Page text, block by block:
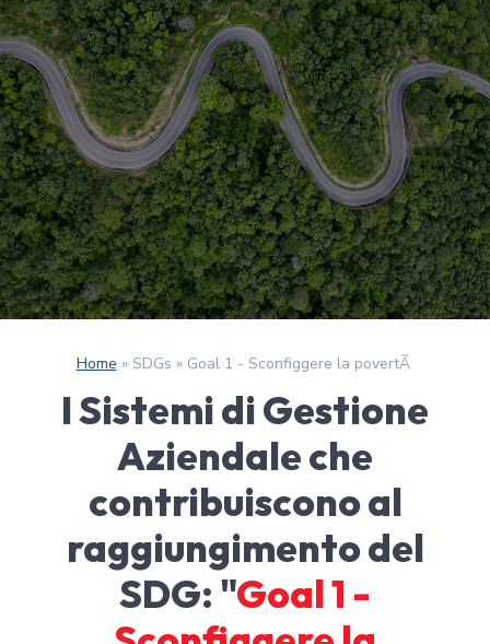
Home » SDGs » Goal 1 - Sconfiggere la povertÃ
I Sistemi di Gestione
Aziendale che
contribuiscono al
raggiungimento del
SDG: "Goal 1 -